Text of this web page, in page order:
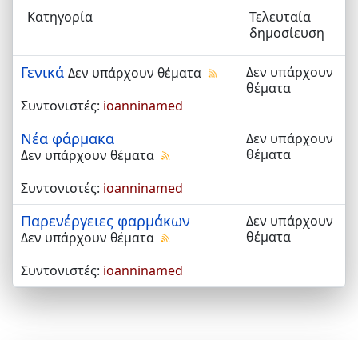
Κατηγορία
Τελευταία
δημοσίευση
Γενικά Δεν υπάρχουν θέματα
Συντονιστές: ioanninamed
Δεν υπάρχουν
θέματα
Νέα φάρμακα
Δεν υπάρχουν θέματα
Συντονιστές: ioanninamed
Δεν υπάρχουν
θέματα
Παρενέργειες φαρμάκων
Δεν υπάρχουν θέματα
Συντονιστές: ioanninamed
Δεν υπάρχουν
θέματα